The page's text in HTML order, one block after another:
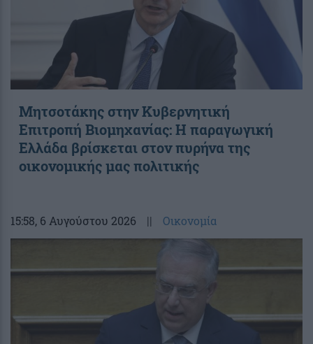
Μητσοτάκης στην Κυβερνητική
Επιτροπή Βιομηχανίας: Η παραγωγική
Ελλάδα βρίσκεται στον πυρήνα της
οικονομικής μας πολιτικής
15:58, 6 Αυγούστου 2026 || Οικονομία